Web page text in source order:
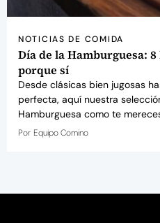
NOTICIAS DE COMIDA
Día de la Hamburguesa:
porque sí
Desde clásicas bien jugosas
perfecta, aquí nuestra
Hamburguesa como te
Por Equipo Comino